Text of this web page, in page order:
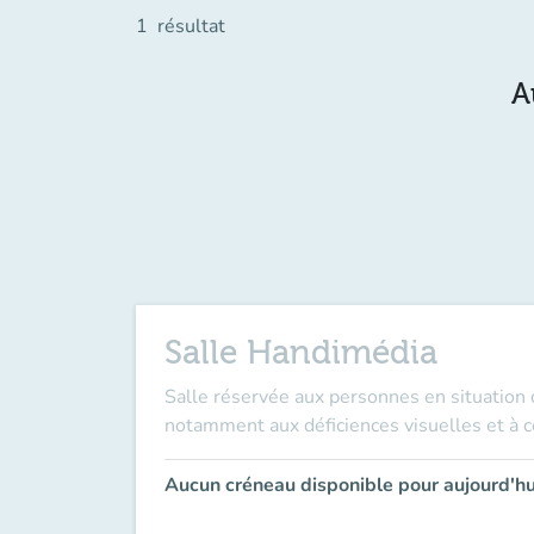
1 résultat
Salle Handimédia
Salle réservée aux personnes en
notamment aux déficiences visuelles et à
Aucun créneau disponible pour